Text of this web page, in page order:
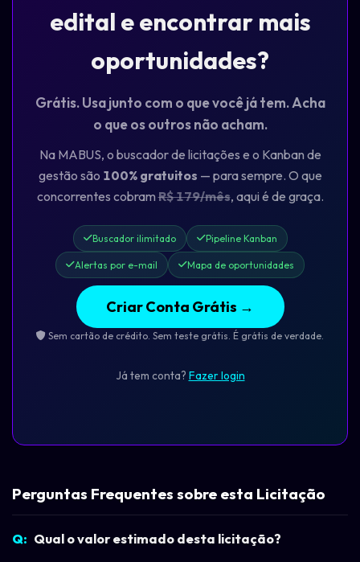
edital e encontrar mais
oportunidades?
Grátis. Usa junto com o que você já tem. Acha
o que os outros não acham.
Na MABUS, o buscador de licitações e o Kanban de
gestão são 100% gratuitos — para sempre. O que
concorrentes cobramR$ 179/mês, aqui é de graça.
Buscador ilimitado Pipeline Kanban
Alertas por e-mail Mapa de oportunidades
Criar Conta Grátis →
Sem cartão de crédito. Sem teste grátis. É grátis de verdade.
Já tem conta? Fazer login
Perguntas Frequentes sobre esta Licitação
Qual o valor estimado desta licitação?